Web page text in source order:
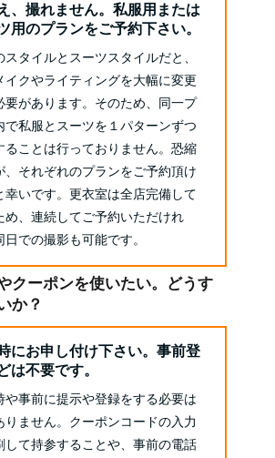
、撮れません。私服用または
用のプランをご予約下さい。
スタイルとスーツスタイルだと、
イクやライティングを大幅に変更
要があります。そのため、同一プ
で私服とスーツを１パターンずつ
ることは行っておりません。恐縮
、それぞれのプランをご予約頂け
幸いです。更衣室は全店完備して
め、連続してご予約いただけれ
日での撮影も可能です。
クーポンを使いたい。どうす
か？
にお申し付け下さい。事前登
は不要です。
や事前に提示や登録をする必要は
りません。クーポンコードの入力
して持参することや、事前の電話